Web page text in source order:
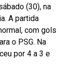
(30), na
A partida
com gols
o PSG. Na
por 4 a 3 e